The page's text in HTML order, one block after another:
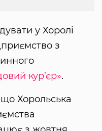
у Хоролі
з
кур’єр».
Хорольська